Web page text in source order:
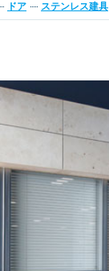
冷凍・冷蔵施設
ドア ステンレス建具